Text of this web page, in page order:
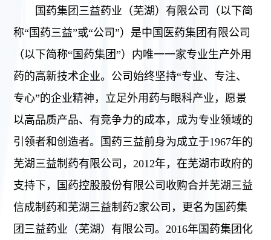
国药集团三益药业（芜湖）有限公司（以下简
称“国药三益”或“公司”）是中国医药集团有限公司
（以下简称“国药集团”）内唯一一家专业生产外用
药的高新技术企业。公司始终坚持“专业、专注、
专心”的企业精神，立足外用药与眼科产业，愿景
以高品质产品、有竞争力的成本，成为专业领域的
引领者和创造者。国药三益前身为成立于1967年的
芜湖三益制药有限公司，2012年，在芜湖市政府的
支持下，国药控股股份有限公司收购合并芜湖三益
信成制药和芜湖三益制药2家公司，更名为国药集
团三益药业（芜湖）有限公司。2016年国药集团化